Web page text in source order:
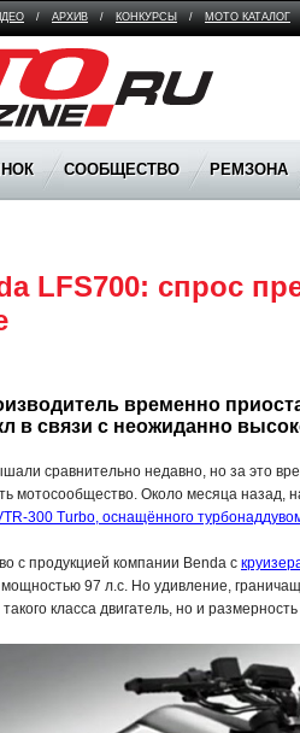
/ АРХИВ / КОНКУРСЫ / МОТО КАТАЛОГ
СООБЩЕСТВО РЕМЗОНА
LFS700: спрос
временно
в связи с неожиданно
сравнительно недавно, но за это
мотосообщество. Около месяца назад,
300 Turbo, оснащённого
с продукцией компании Benda с
мощностью 97 л.с. Но удивление,
класса двигатель, но и